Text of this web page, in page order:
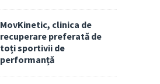
MovKinetic, clinica de
recuperare preferată de
toți sportivii de
performanță